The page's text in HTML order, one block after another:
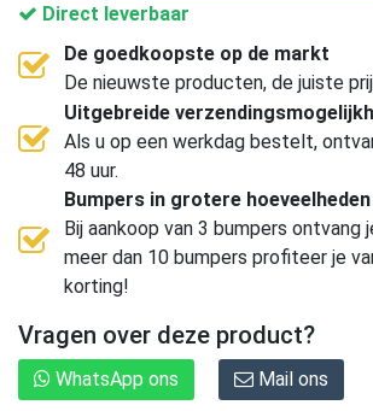
Direct leverbaar
De goedkoopste op de markt
De nieuwste producten, de juiste
Uitgebreide
Als u op een werkdag bestelt,
48 uur.
Bumpers in grotere
Bij aankoop van 3 bumpers ontvang
meer dan 10 bumpers profiteer je
korting!
Vragen over deze product?
WhatsApp ons Mail ons